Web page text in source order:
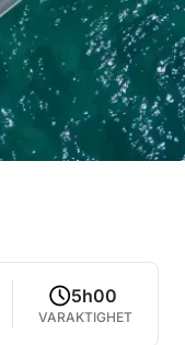
5h00
VARAKTIGHET